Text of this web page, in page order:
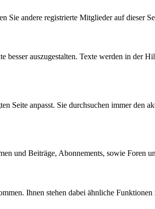
andere registrierte Mitglieder auf dieser
auszugestalten. Texte werden in der
Seite anpasst. Sie durchsuchen immer den
und Beiträge, Abonnements, sowie Foren
Ihnen stehen dabei ähnliche